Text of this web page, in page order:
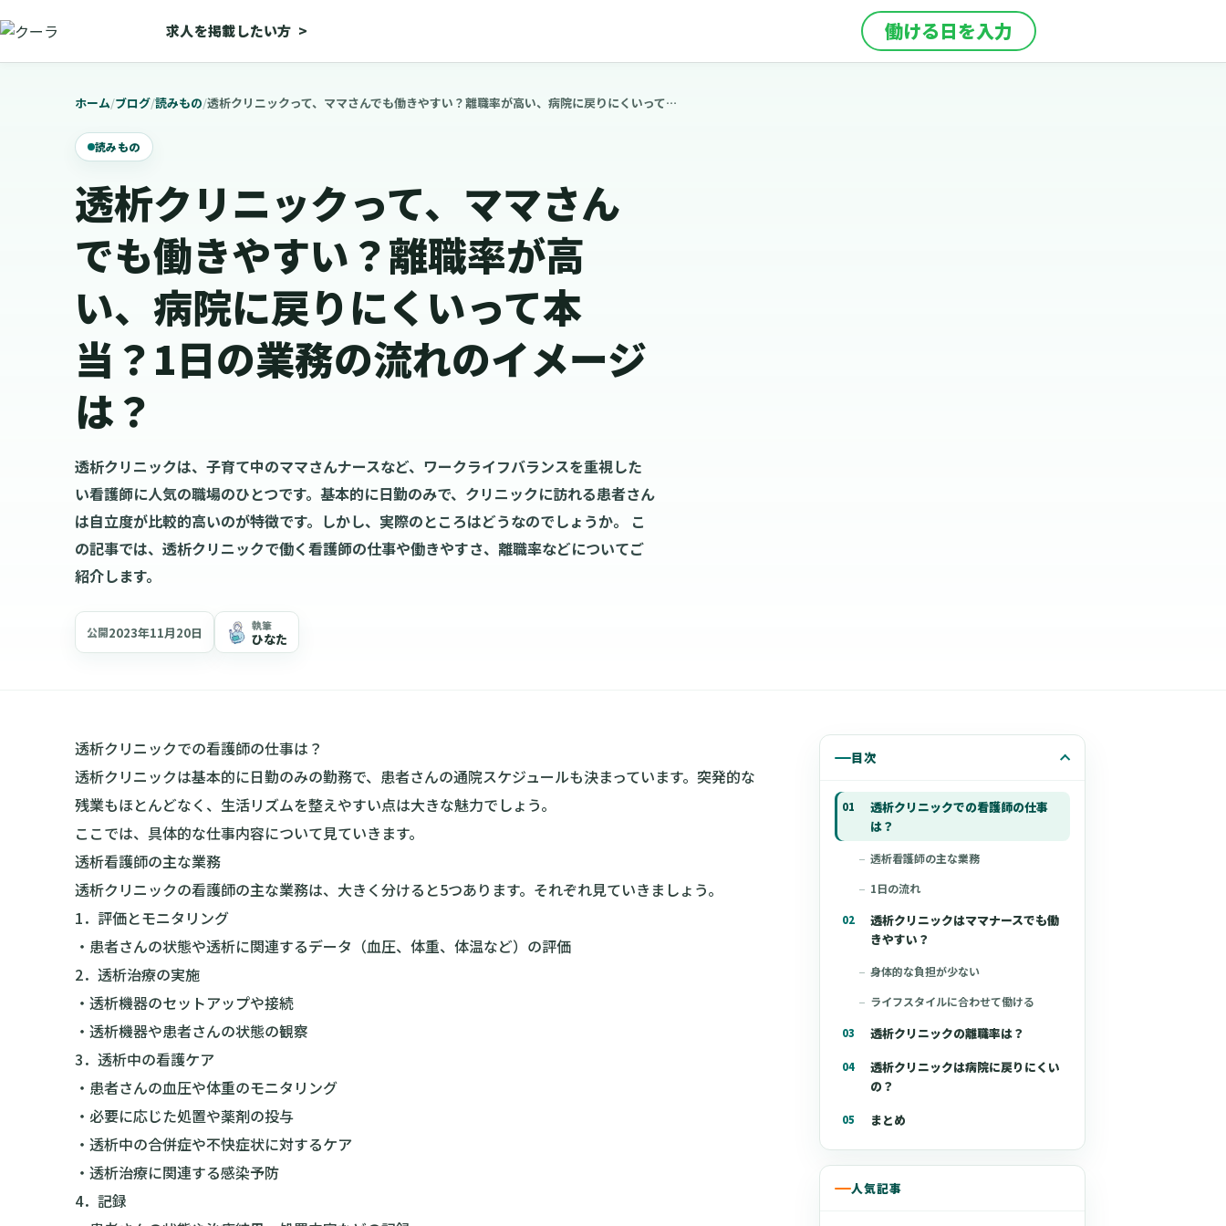
求人を掲載したい方 > 働ける日を入力
ホーム/ブログ/読みもの/ 透析クリニックって、ママさんでも働きやすい？離職率が高い、病院に戻りにくいって本当？1日の業務の流れのイメージは？
読みもの
透析クリニックって、ママさん
でも働きやすい？離職率が高
い、病院に戻りにくいって本
当？1日の業務の流れのイメージ
は？
透析クリニックは、子育て中のママさんナースなど、ワークライフバランスを重視した
い看護師に人気の職場のひとつです。基本的に日勤のみで、クリニックに訪れる患者さん
は自立度が比較的高いのが特徴です。しかし、実際のところはどうなのでしょうか。 こ
の記事では、透析クリニックで働く看護師の仕事や働きやすさ、離職率などについてご
紹介します。
公開2023年11月20日 執筆
ひなた
目次
透析クリニックでの看護師の仕事
は？
透析看護師の主な業務
1日の流れ
透析クリニックはママナースでも働
きやすい？
身体的な負担が少ない
ライフスタイルに合わせて働ける
透析クリニックの離職率は？
透析クリニックは病院に戻りにくい
の？
まとめ
人気記事
透析クリニックでの看護師の仕事は？
透析クリニックは基本的に日勤のみの勤務で、患者さんの通院スケジュールも決まっています。突発的な
残業もほとんどなく、生活リズムを整えやすい点は大きな魅力でしょう。
ここでは、具体的な仕事内容について見ていきます。
透析看護師の主な業務
透析クリニックの看護師の主な業務は、大きく分けると5つあります。それぞれ見ていきましょう。
1．評価とモニタリング
・患者さんの状態や透析に関連するデータ（血圧、体重、体温など）の評価
2．透析治療の実施
・透析機器のセットアップや接続
・透析機器や患者さんの状態の観察
3．透析中の看護ケア
・患者さんの血圧や体重のモニタリング
・必要に応じた処置や薬剤の投与
・透析中の合併症や不快症状に対するケア
・透析治療に関連する感染予防
4．記録